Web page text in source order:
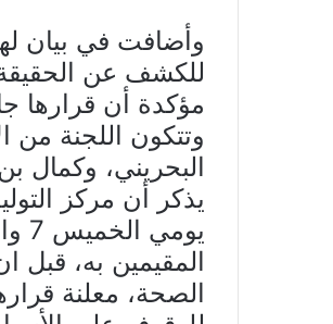
وأضافت في بيان
للكشف عن
مؤكدة أن قرارها
وتتكون اللجنة من
البحريني، وكمال
يذكر أن مركز
الصحة، معلنة